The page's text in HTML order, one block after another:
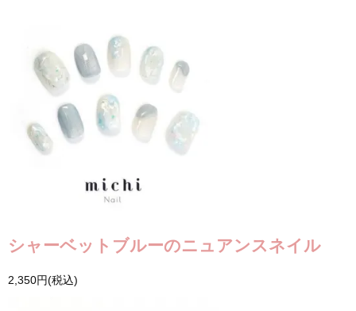
シャーベットブルーのニュアンスネイル
2,350円(税込)